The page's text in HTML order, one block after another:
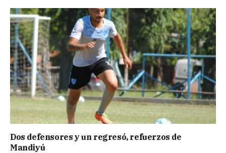
Dos defensores y un regresó, refuerzos de
Mandiyú